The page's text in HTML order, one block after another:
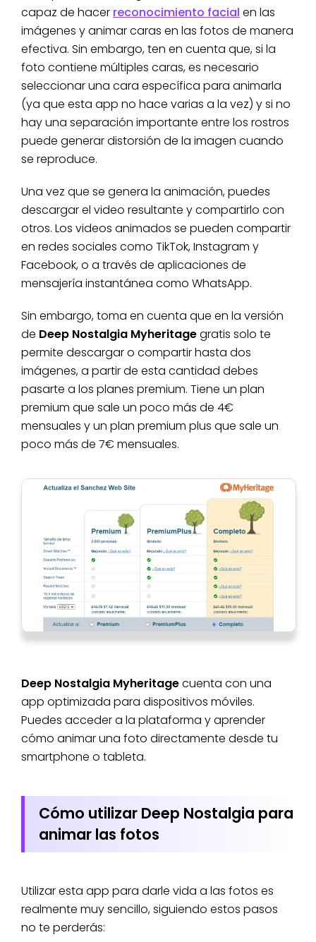
capaz de hacer reconocimiento facial en las
imágenes y animar caras en las fotos de manera
efectiva. Sin embargo, ten en cuenta que, si la
foto contiene múltiples caras, es necesario
seleccionar una cara específica para animarla
(ya que esta app no hace varias a la vez) y si no
hay una separación importante entre los rostros
puede generar distorsión de la imagen cuando
se reproduce.
Una vez que se genera la animación, puedes
descargar el video resultante y compartirlo con
otros. Los videos animados se pueden compartir
en redes sociales como TikTok, Instagram y
Facebook, o a través de aplicaciones de
mensajería instantánea como WhatsApp.
Sin embargo, toma en cuenta que en la versión
de Deep Nostalgia Myheritagegratis solo te
permite descargar o compartir hasta dos
imágenes, a partir de esta cantidad debes
pasarte a los planes premium. Tiene un plan
premium que sale un poco más de 4€
mensuales y un plan premium plus que sale un
poco más de 7€ mensuales.
Deep Nostalgia Myheritagecuenta con una
app optimizada para dispositivos móviles.
Puedes acceder a la plataforma y aprender
cómo animar una foto directamente desde tu
smartphone o tableta.
Cómo utilizar Deep Nostalgia para
animar las fotos
Utilizar esta app para darle vida a las fotos es
realmente muy sencillo, siguiendo estos pasos
no te perderás: